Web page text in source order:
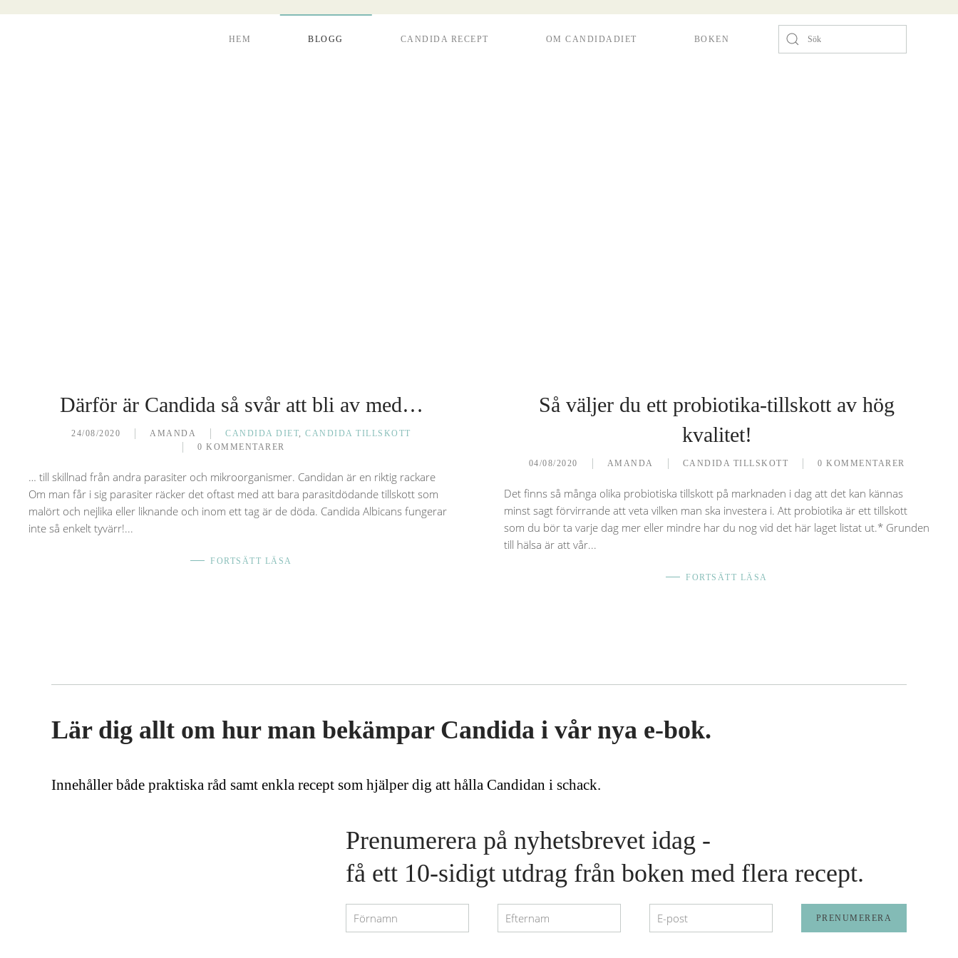
HEM BLOGG CANDIDA RECEPT OM CANDIDADIET BOKEN
Därför är Candida så svår att bli av med…
24/08/2020 AMANDA CANDIDA DIET,CANDIDA TILLSKOTT
0 KOMMENTARER
… till skillnad från andra parasiter och mikroorganismer. Candidan är en riktig rackare
Om man får i sig parasiter räcker det oftast med att bara parasitdödande tillskott som
malört och nejlika eller liknande och inom ett tag är de döda. Candida Albicans fungerar
inte så enkelt tyvärr!...
FORTSÄTT LÄSA
Så väljer du ett probiotika-tillskott av hög
kvalitet!
04/08/2020 AMANDA CANDIDA TILLSKOTT 0 KOMMENTARER
Det finns så många olika probiotiska tillskott på marknaden i dag att det kan kännas
minst sagt förvirrande att veta vilken man ska investera i. Att probiotika är ett tillskott
som du bör ta varje dag mer eller mindre har du nog vid det här laget listat ut.* Grunden
till hälsa är att vår...
FORTSÄTT LÄSA
Lär dig allt om hur man bekämpar Candida i vår nya e-bok.
Innehåller både praktiska råd samt enkla recept som hjälper dig att hålla Candidan i schack.
Prenumerera på nyhetsbrevet idag -
få ett 10-sidigt utdrag från boken med flera recept.
PRENUMERERA